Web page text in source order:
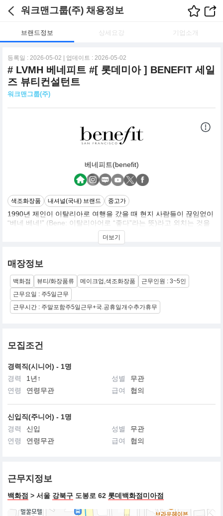
워크맨그룹(주) 채용정보
브랜드정보 상세요강 기업소개
등록일 : 2026-05-02 | 업데이트 : 2026-05-02
# LVMH 베네피트 #[ 롯데미아 ] BENEFIT 세일
즈 뷰티컨설턴트
워크맨그룹(주)
베네피트(benefit)
색조화장품 내셔널(국내) 브랜드 중고가
1990년 제인이 이탈리아로 여행을 갔을 때 현지 사람들이 끊임없이
“베네 베네!” (Bene: 이탈리아어로 “좋다”라는 뜻)라고 외치는 것을
들었고 여행에서 돌아온 후 진과 제인은 “베네”와 딱 어울릴만한 단
한 기업 문화와 타기업과 비교할 수 없는 뛰어난 제품들로 샌프란시
스코에만 있던 부띠끄가 그 후 전국적으로 널리 퍼진 헨리 벤델
(Henri Bendel)과 메이시즈(Macy’s)와 같은 백화점에 입점하게 되었
습니다. 베네피트는 뷰티 산업에 없어서는 안될 존재이자 유행을 창
조하는 기업으로 자리잡았으며, 이러한 명성은 1999년 베네피트가
세계적으로 유명한 럭셔리 브랜드 기업인 LVMH와 손을 잡게 되는
데 크게 기여하게 됩니다.
전지현표 틴트인 베네틴트를 통해 온라인에서 엄청난 화제를 모으
며 알려지게 되었습니다. 놀라운 입소문으로 베네피트 매니아를 형
선보였습니다. 이후, 트렌디한 고객들과 셀레브리티들의 인기에 힘
입어 현재 15개의 국내 유명 백화점과 국내 Big 3 백화점 온라인 몰
에 입점하여 명품 화장품계에서 주목 받는 브랜드로 각광을 받고 있
습니다.
더보기
매장정보
백화점 뷰티/화장품류 메이크업,색조화장품
근무인원 : 3~5인
근무요일 : 주5일근무
근무시간 : 주말포함주5일근무+국.공휴일개수추가휴무
모집조건
경력직(시니어) - 1명
경력
1년↑ 성별
무관
연령
연령무관 급여 협의
신입직(주니어) - 1명
경력
신입 성별
무관
연령
연령무관 급여 협의
근무지정보
백화점 > 서울 강북구 도봉로 62 롯데백화점미아점